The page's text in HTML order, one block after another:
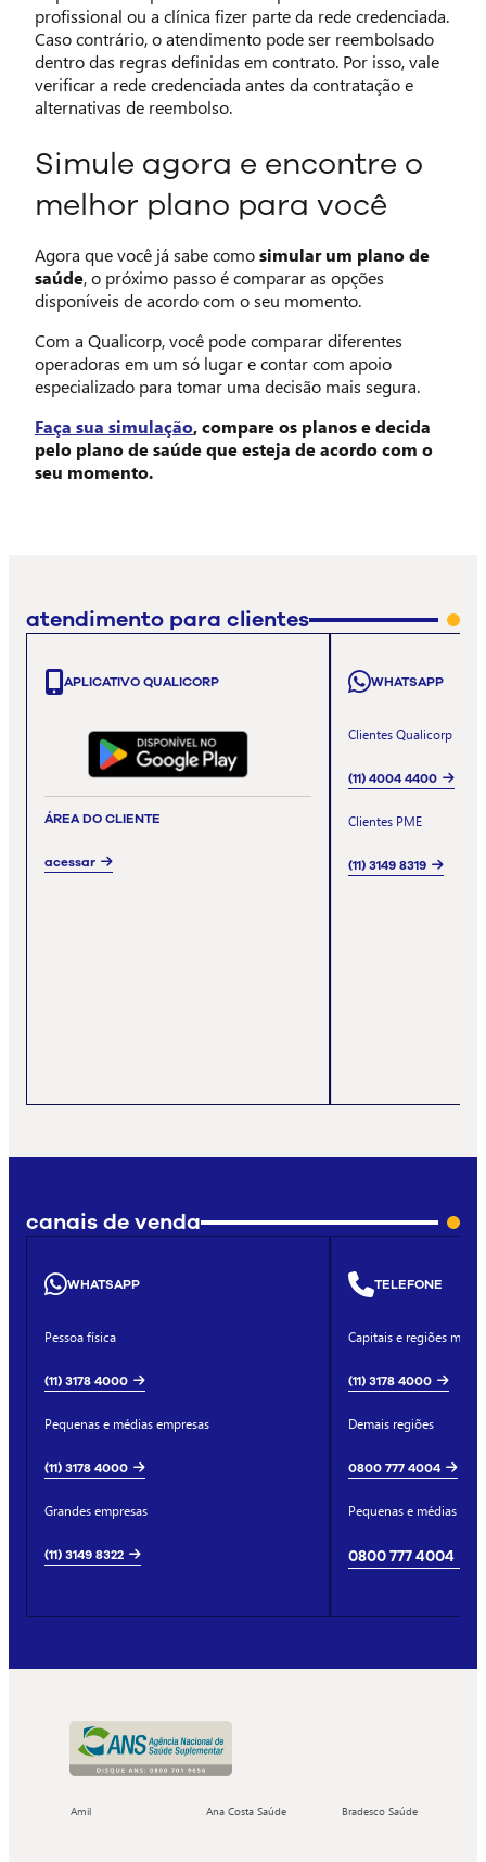
profissional ou a clínica fizer parte da rede credenciada.
Caso contrário, o atendimento pode ser reembolsado
dentro das regras definidas em contrato. Por isso, vale
verificar a rede credenciada antes da contratação e
alternativas de reembolso.
Simule agora e encontre o
melhor plano para você
Agora que você já sabe comosimular um plano de
saúde, o próximo passo é comparar as opções
disponíveis de acordo com o seu momento.
Com a Qualicorp, você pode comparar diferentes
operadoras em um só lugar e contar com apoio
especializado para tomar uma decisão mais segura.
Faça sua simulação, compare os planos e decida
pelo plano de saúde que esteja de acordo com o
seu momento.
atendimento para clientes
APLICATIVO QUALICORP
ÁREA DO CLIENTE
acessar
WHATSAPP
Clientes Qualicorp
(11) 4004 4400
Clientes PME
(11) 3149 8319
canais de venda
WHATSAPP
Pessoa física
(11) 3178 4000
Pequenas e médias empresas
(11) 3178 4000
Grandes empresas
(11) 3149 8322
TELEFONE
Capitais e regiões
(11) 3178 4000
Demais regiões
0800 777 4004
Pequenas e médias
0800 777 4004
Amil Ana Costa Saúde Bradesco Saúde